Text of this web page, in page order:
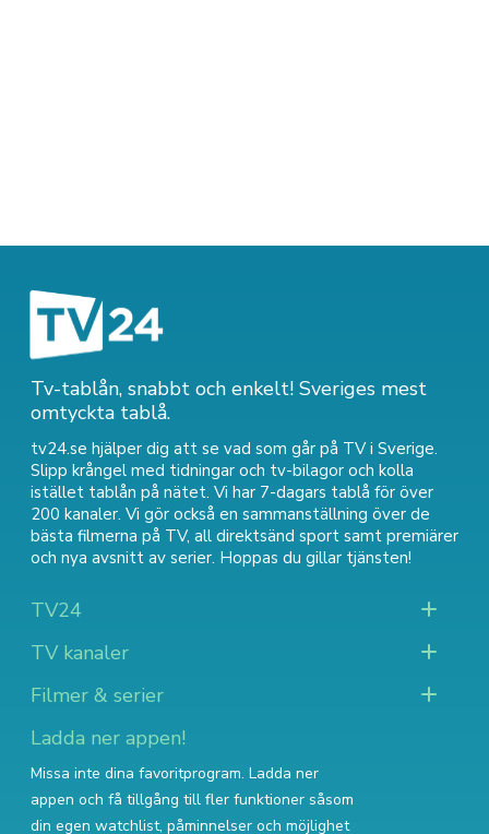
Tv-tablån, snabbt och enkelt! Sveriges mest
omtyckta tablå.
tv24.se hjälper dig att se vad som går på TV i Sverige.
Slipp krångel med tidningar och tv-bilagor och kolla
istället tablån på nätet. Vi har 7-dagars tablå för över
200 kanaler. Vi gör också en sammanställning över de
bästa filmerna på TV, all direktsänd sport samt premiärer
och nya avsnitt av serier. Hoppas du gillar tjänsten!
TV24
TV kanaler
Filmer & serier
Ladda ner appen!
Missa inte dina favoritprogram. Ladda ner
appen och få tillgång till fler funktioner såsom
din egen watchlist, påminnelser och möjlighet